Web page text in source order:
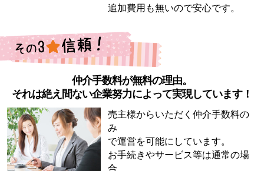
追加費用も無いので安心です。
仲介手数料が無料の理由。
それは絶え間ない企業努力によって実現しています！
売主様からいただく仲介手数料の
み
で運営を可能にしています。
お手続きやサービス等は通常の場
合